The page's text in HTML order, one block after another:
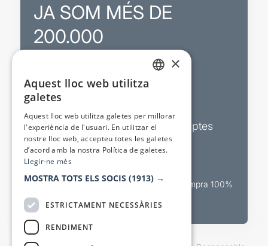
JA SOM MÉS DE
200.000
Sortejos exclusius
Butlletins d’actualitat i descomptes
Valora espectacles
Canal oficial de venda teatral Compra 100%
×
Aquest lloc web utilitza
galetes
Aquest lloc web utilitza galetes per millorar
l'experiència de l'usuari. En utilitzar el
nostre lloc web, accepteu totes les galetes
d’acord amb la nostra Política de galetes.
Llegir-ne més
MOSTRA TOTS ELS SOCIS (1913) →
ESTRICTAMENT NECESSÀRIES
RENDIMENT